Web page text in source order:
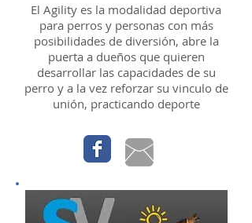
El Agility es la modalidad deportiva
para perros y personas con más
posibilidades de diversión, abre la
puerta a dueños que quieren
desarrollar las capacidades de su
perro y a la vez reforzar su vinculo de
unión, practicando deporte